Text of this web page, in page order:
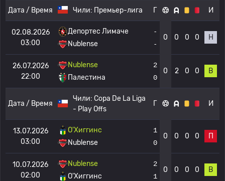
Дата / Время Чили: Премьер-лига Г И
02.08.2026
03:00
Депортес Лимаче
Nublense
-
-
0 0 0 0 Н
26.07.2026
22:00
Nublense
Палестина
2
0
0 2 0 0 В
Дата / Время
Чили: Copa De La Liga
- Play Offs
Г И
13.07.2026
03:00
О'Хиггинс
Nublense
1
0
0 0 0 0 П
10.07.2026
02:00
Nublense
О'Хиггинс
2
1
0 0 0 0 В